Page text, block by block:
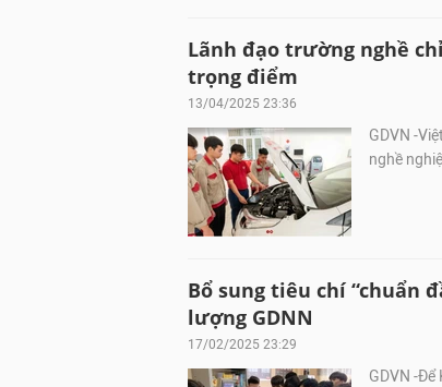
Lãnh đạo trường nghề
trọng điểm
13/04/2025 23:36
GDVN -
nghề
Bổ sung tiêu chí “chuẩn
lượng GDNN
17/02/2025 23:29
GDVN -